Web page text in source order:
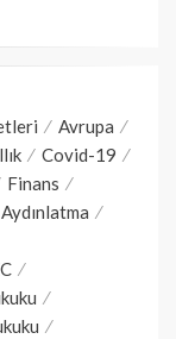
Avrupa
Covid-19
Finans